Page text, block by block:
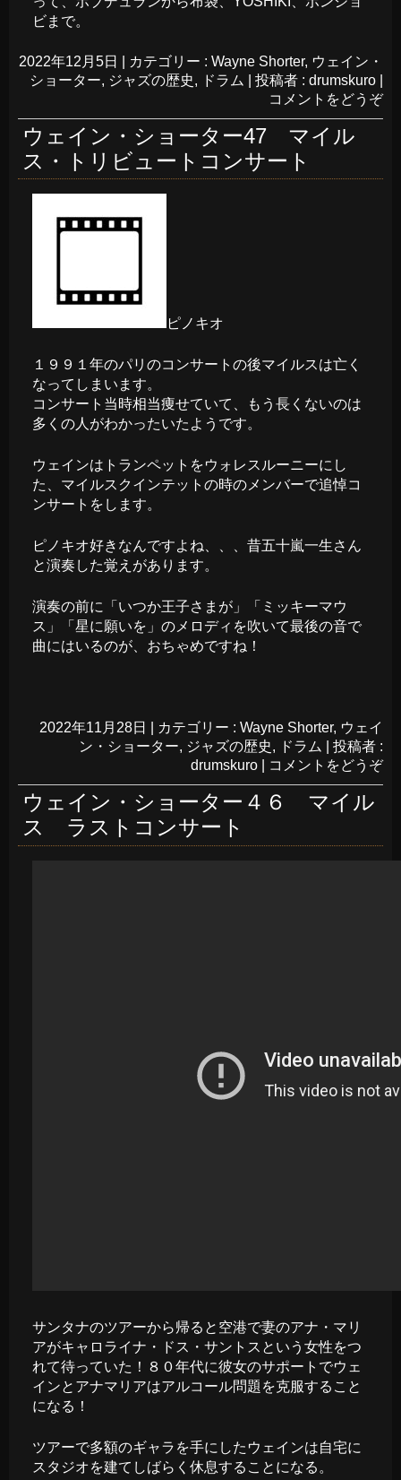
ビまで。
2022年12月5日 カテゴリー : Wayne Shorter, ウェイン・
ショーター, ジャズの歴史, ドラム 投稿者 : drumskuro
コメントをどうぞ
ウェイン・ショーター47 マイル
ス・トリビュートコンサート
ピノキオ
１９９１年のパリのコンサートの後マイルスは亡く
なってしまいます。
コンサート当時相当痩せていて、もう長くないのは
多くの人がわかったいたようです。
ウェインはトランペットをウォレスルーニーにし
た、マイルスクインテットの時のメンバーで追悼コ
ンサートをします。
ピノキオ好きなんですよね、、、昔五十嵐一生さん
と演奏した覚えがあります。
演奏の前に「いつか王子さまが」「ミッキーマウ
ス」「星に願いを」のメロディを吹いて最後の音で
曲にはいるのが、おちゃめですね！
2022年11月28日 カテゴリー : Wayne Shorter, ウェイ
ン・ショーター, ジャズの歴史, ドラム
投稿者 :
drumskuro
コメントをどうぞ
ウェイン・ショーター４６ マイル
ス ラストコンサート
サンタナのツアーから帰ると空港で妻のアナ・マリ
アがキャロライナ・ドス・サントスという女性をつ
れて待っていた！８０年代に彼女のサポートでウェ
インとアナマリアはアルコール問題を克服すること
になる！
ツアーで多額のギャラを手にしたウェインは自宅に
スタジオを建てしばらく休息することになる。